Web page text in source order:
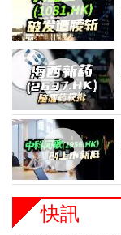
快訊